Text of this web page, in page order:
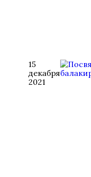
15
декабря
2021